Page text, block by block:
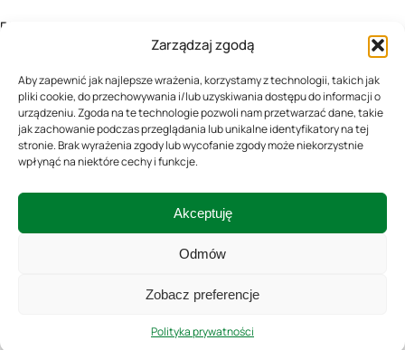
Zarządzaj zgodą
Aby zapewnić jak najlepsze wrażenia, korzystamy z technologii, takich jak
pliki cookie, do przechowywania i/lub uzyskiwania dostępu do informacji o
urządzeniu. Zgoda na te technologie pozwoli nam przetwarzać dane, takie
jak zachowanie podczas przeglądania lub unikalne identyfikatory na tej
stronie. Brak wyrażenia zgody lub wycofanie zgody może niekorzystnie
wpłynąć na niektóre cechy i funkcje.
Akceptuję
Odmów
Zobacz preferencje
Polityka prywatności
Blog
KONTAKT
505167324
biuro@agro-fala.pl
Polityka prywatności